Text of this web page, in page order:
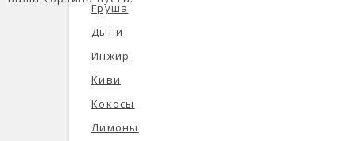
Груша
Дыни
Инжир
Киви
Кокосы
Лимоны